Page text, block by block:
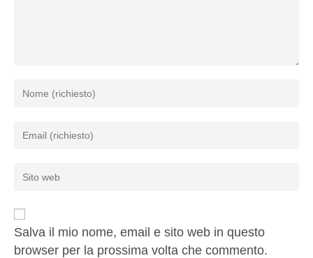
Salva il mio nome, email e sito web in questo
browser per la prossima volta che commento.